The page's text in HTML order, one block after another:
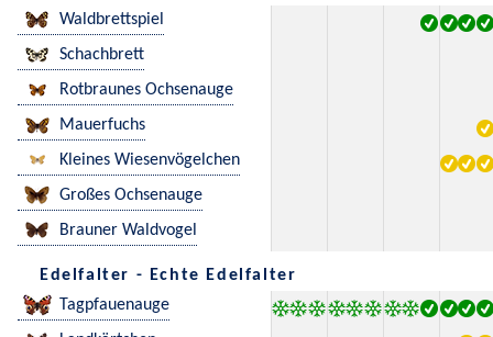
Waldbrettspiel
Schachbrett
Rotbraunes Ochsenauge
Mauerfuchs
Kleines Wiesenvögelchen
Großes Ochsenauge
Brauner Waldvogel
Edelfalter - Echte Edelfalter
Tagpfauenauge